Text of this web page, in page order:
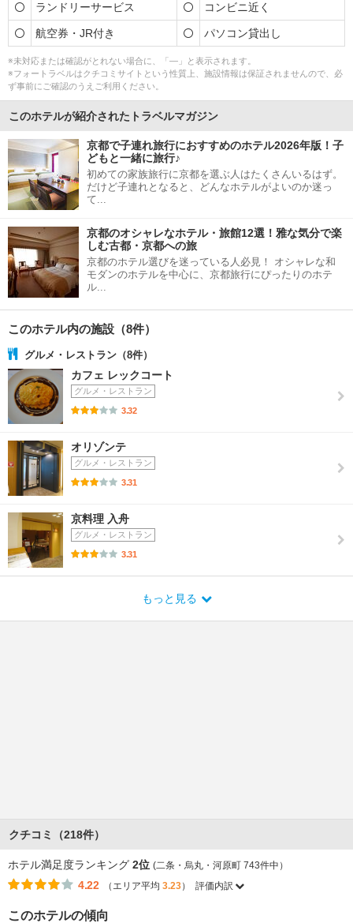
ランドリーサービス コンビニ近く
航空券・JR付き パソコン貸出し
※未対応または確認がとれない場合に、「―」と表示されます。
※フォートラベルはクチコミサイトという性質上、施設情報は保証されませんので、必
ず事前にご確認のうえご利用ください。
このホテルが紹介されたトラベルマガジン
京都で子連れ旅行におすすめのホテル2026年版！子
どもと一緒に旅行♪
初めての家族旅行に京都を選ぶ人はたくさんいるはず。
だけど子連れとなると、どんなホテルがよいのか迷っ
て...
京都のオシャレなホテル・旅館12選！雅な気分で楽
しむ古都・京都への旅
京都のホテル選びを迷っている人必見！ オシャレな和
モダンのホテルを中心に、京都旅行にぴったりのホテ
ル...
このホテル内の施設（8件）
グルメ・レストラン（8件）
カフェ レックコート
グルメ・レストラン
3.32
オリゾンテ
グルメ・レストラン
3.31
京料理 入舟
グルメ・レストラン
3.31
もっと見る
クチコミ（218件）
ホテル満足度ランキング 2位 (二条・烏丸・河原町 743件中）
4.22 （エリア平均 3.23） 評価内訳
このホテルの傾向